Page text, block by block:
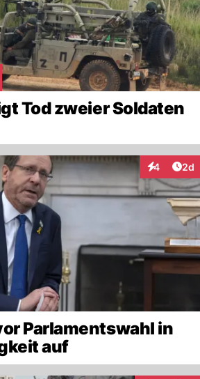
Tod zweier Soldaten
4 2d
Parlamentswahl in
auf